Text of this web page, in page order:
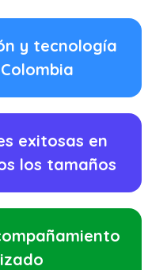
y tecnología
exitosas en
los tamaños